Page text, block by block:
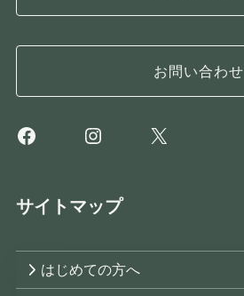
お問い合わせ
FacebookInstagram
X
サイトマップ
はじめての方へ